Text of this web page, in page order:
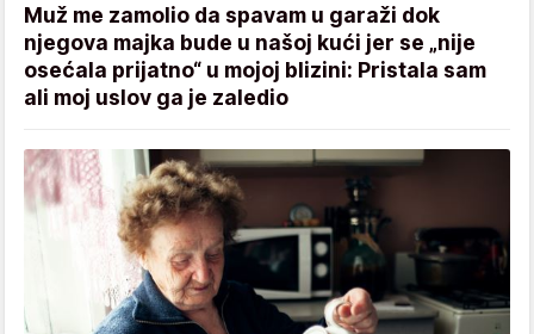
Muž me zamolio da spavam u garaži dok
njegova majka bude u našoj kući jer se „nije
osećala prijatno“ u mojoj blizini: Pristala sam
ali moj uslov ga je zaledio